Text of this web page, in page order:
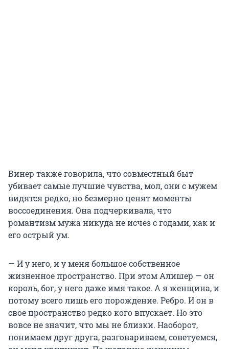
Винер также говорила, что совместный быт
убивает самые лучшие чувства, мол, они с мужем
видятся редко, но безмерно ценят моменты
воссоединения. Она подчеркивала, что
романтизм мужа никуда не исчез с годами, как и
его острый ум.
— И у него, и у меня большое собственное
жизненное пространство. При этом Алишер — он
король, бог, у него даже имя такое. А я женщина, и
потому всего лишь его порождение. Ребро. И он в
свое пространство редко кого впускает. Но это
вовсе не значит, что мы не близки. Наоборот,
понимаем друг друга, разговариваем, советуемся,